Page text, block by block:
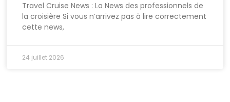
Travel Cruise News : La News des professionnels de
la croisière Si vous n’arrivez pas à lire correctement
cette news,
24 juillet 2026